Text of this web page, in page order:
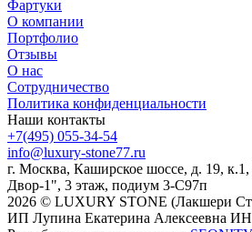
Фартуки
О компании
Портфолио
Отзывы
О нас
Сотрудничество
Политика конфиденциальности
Наши контакты
+7(495) 055-34-54
info@luxury-stone77.ru
г. Москва, Каширское шоссе, д. 19,
Двор-1", 3 этаж, подиум 3-С97п
2026 © LUXURY STONE (Лакшери
ИП Лупина Екатерина Алексеевна